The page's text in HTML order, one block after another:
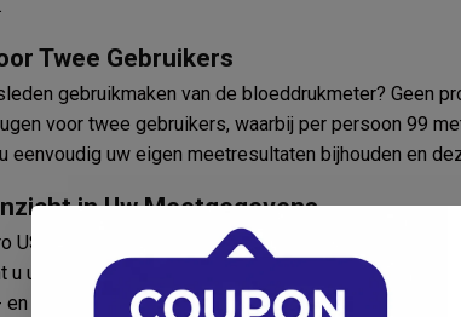
Twee Gebruikers
gebruikmaken van de bloeddrukmeter? Geen
voor twee gebruikers, waarbij per persoon 99
eenvoudig uw eigen meetresultaten bijhouden en
in Uw Meetgegevens
USB-kabel sluit u de bloeddrukmeter eenvoudig aan
uw meetresultaten digitaal bekijken en analyseren.
hartslagwaarden te volgen en desgewenst te